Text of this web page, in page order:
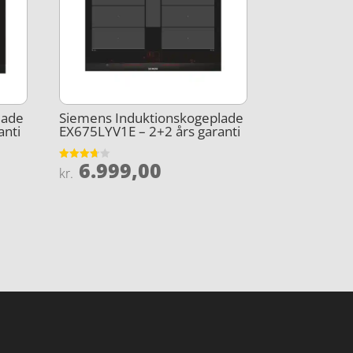
Siemens Induktionskogeplade
EX675LYV1E – 2+2 års garanti
Vurderet
3.7
kr. 6.999,00